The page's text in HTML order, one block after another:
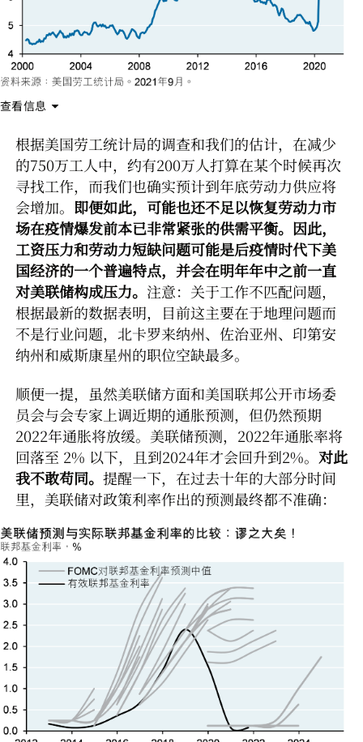
查看信息
根据美国劳工统计局的调查和我们的估计，在减少
的750万工人中，约有200万人打算在某个时候再次
寻找工作，而我们也确实预计到年底劳动力供应将
会增加。 即便如此，可能也还不足以恢复劳动力市
场在疫情爆发前本已非常紧张的供需平衡。因此，
工资压力和劳动力短缺问题可能是后疫情时代下美
国经济的一个普遍特点，并会在明年年中之前一直
对美联储构成压力。 注意：关于工作不匹配问题，
根据最新的数据表明，目前这主要在于地理问题而
不是行业问题，北卡罗来纳州、佐治亚州、印第安
纳州和威斯康星州的职位空缺最多。
顺便一提，虽然美联储方面和美国联邦公开市场委
员会与会专家上调近期的通胀预测，但仍然预期
2022年通胀将放缓。美联储预测，2022年通胀率将
回落至 2% 以下，且到2024年才会回升到2%。 对此
我不敢苟同。 提醒一下，在过去十年的大部分时间
里，美联储对政策利率作出的预测最终都不准确：